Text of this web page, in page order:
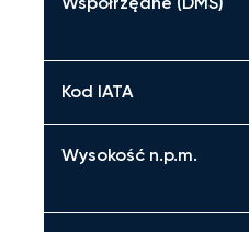
Kod IATA
Wysokość n.p.m.